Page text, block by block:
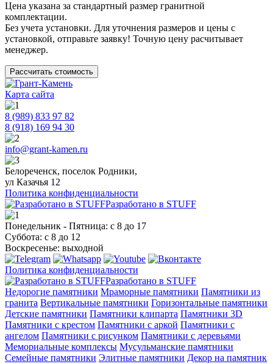
Цена указана за стандартный размер гранитной
комплектации.
Без учета установки. Для уточнения размеров и цены с
установкой, отправьте заявку! Точную цену расчитывает
менеджер.
Рассчитать стоимость
Карта сайта
8 (989) 833 97 82
8 (918) 169 94 30
info@grant-kamen.ru
Белореченск, поселок Родники,
ул Казачья 12
Политика конфиденциальности
Разработано в STUFF
Понедельник - Пятница: с 8 до 17
Суббота: с 8 до 12
Воскресенье: выходной
Политика конфиденциальности
Разработано в STUFF
Недорогие памятники Мраморные памятники Памятники из
гранита Вертикальные памятники Горизонтальные памятники
Детские памятники Памятники клипарта Памятники 3D
Памятники с крестом Памятники с аркой Памятники с
ангелом Памятники с рисунком Памятники с деревьями
Мемориальные комплексы Мусульманские памятники
Семейные памятники Элитные памятники Декор на памятник